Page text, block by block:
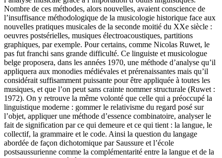
Nombre de ces méthodes, alors nouvelles, avaient conscience de
l’insuffisance méthodologique de la musicologie historique face aux
nouvelles pratiques musicales de la seconde moitié du XXe siècle :
oeuvres postsérielles, musiques électroacoustiques, partitions
graphiques, par exemple. Pour certains, comme Nicolas Ruwet, le
pas fut franchi sans grande difficulté. Ce linguiste et musicologue
belge proposera, dans les années 1970, une méthode d’analyse qu’il
appliquera aux monodies médiévales et prérenaissantes mais qu’il
considérait suffisamment puissante pour être appliquée à toutes les
musiques, et que l’on peut sans crainte nommer structurale (Ruwet :
1972). On y retrouve la même volonté que celle qui a préoccupé la
linguistique moderne : gommer le relativisme du regard posé sur
l’objet, appliquer une méthode d’essence combinatoire, analyser le
fait de signification par ce qui demeure et ce qui tient : la langue, le
collectif, la grammaire et le code. Ainsi la question du langage
abordée de façon dichotomique par Saussure et l’école
postsaussurienne comme la complémentarité entre la langue et de la